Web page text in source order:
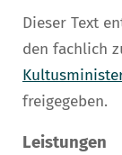
Dieser Text
den fachlich
freigegeben.
Leistungen